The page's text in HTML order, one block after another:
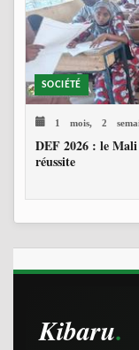
SOCIÉTÉ
1 mois, 2
DEF 2026 : le
réussite
Kibaru